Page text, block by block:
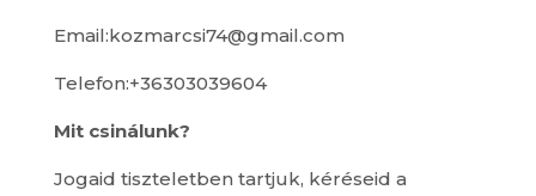
Email:kozmarcsi74@gmail.com
Telefon:+36303039604
Mit csinálunk?
Jogaid tiszteletben tartjuk, kéréseid a